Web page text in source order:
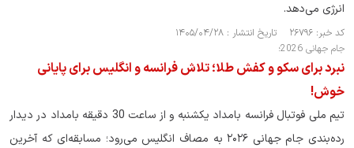
انرژی می‌دهد.
کد خبر: ۲۶۷۹۶ تاریخ انتشار : ۱۴۰۵/۰۴/۲۸
جام جهانی 2026؛
نبرد برای سکو و کفش طلا؛ تلاش فرانسه و انگلیس برای پایانی
خوش!
تیم ملی فوتبال فرانسه بامداد یکشنبه و از ساعت 30 دقیقه بامداد در دیدار
رده‌بندی جام جهانی ۲۰۲۶ به مصاف انگلیس می‌رود؛ مسابقه‌ای که آخرین